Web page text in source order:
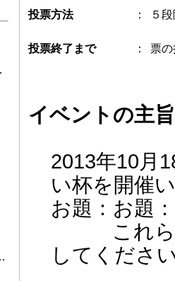
らない
換えでない
投票方法 ： ５
投票終了まで ： 票
イベントの主
2013年10月
い杯を開催
お題：お題
これらの
してくださ